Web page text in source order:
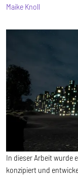
Maike Knoll
In dieser Arbeit wurde
konzipiert und